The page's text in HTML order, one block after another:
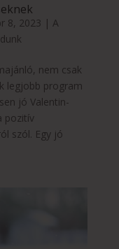
8, 2023 | A
nem csak
legjobb program
jó Valentin-
pozitív
szól. Egy jó